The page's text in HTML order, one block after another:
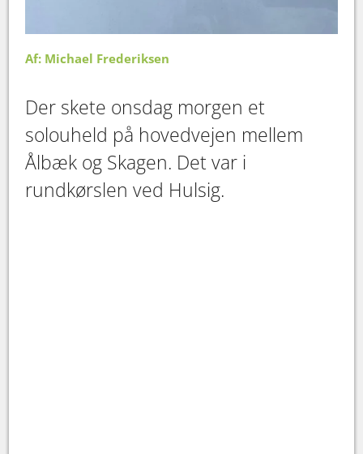
Af: Michael Frederiksen
Der skete onsdag morgen et
solouheld på hovedvejen mellem
Ålbæk og Skagen. Det var i
rundkørslen ved Hulsig.